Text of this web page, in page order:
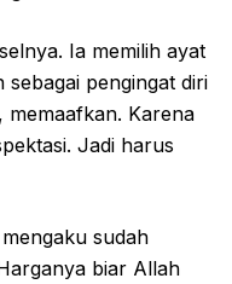
Ia memilih ayat
pengingat diri
memaafkan. Karena
Jadi harus
sudah
biar Allah